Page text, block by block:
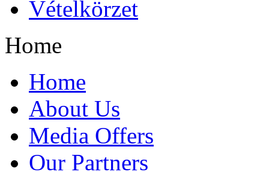
Vételkörzet
Home
Home
About Us
Media Offers
Our Partners